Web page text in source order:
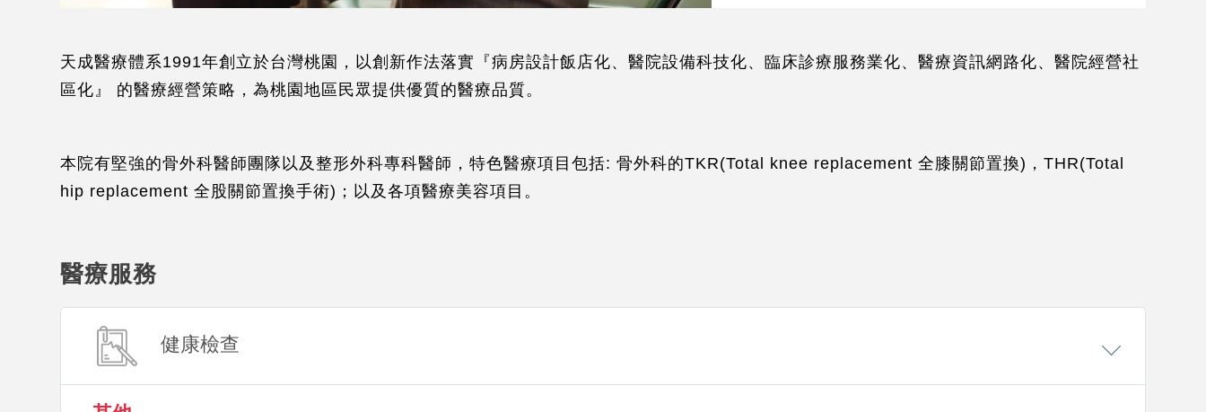
(VISA,MasterCard,JCB,UnionPay中國銀
天成醫療體系1991年創立於台灣桃園，以創新作法落實『病房設計飯店化、醫院設備科技化、臨床診療服務業化、醫療資訊網路化、醫院經營社
區化』 的醫療經營策略，為桃園地區民眾提供優質的醫療品質。
本院有堅強的骨外科醫師團隊以及整形外科專科醫師，特色醫療項目包括: 骨外科的TKR(Total knee replacement 全膝關節置換)，THR(Total
hip replacement 全股關節置換手術)；以及各項醫療美容項目。
醫療服務
健康檢查